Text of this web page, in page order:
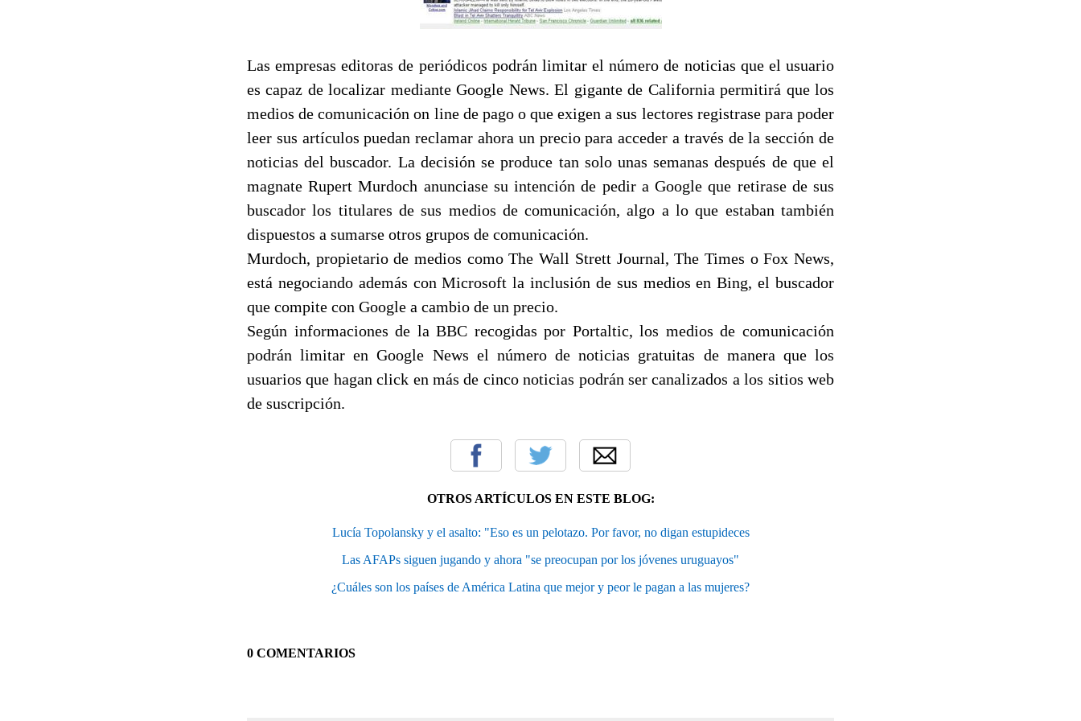
Las empresas editoras de periódicos podrán limitar el número de noticias que el usuario
es capaz de localizar mediante Google News. El gigante de California permitirá que los
medios de comunicación on line de pago o que exigen a sus lectores registrase para poder
leer sus artículos puedan reclamar ahora un precio para acceder a través de la sección de
noticias del buscador. La decisión se produce tan solo unas semanas después de que el
magnate Rupert Murdoch anunciase su intención de pedir a Google que retirase de sus
buscador los titulares de sus medios de comunicación, algo a lo que estaban también
dispuestos a sumarse otros grupos de comunicación.
Murdoch, propietario de medios como The Wall Strett Journal, The Times o Fox News,
está negociando además con Microsoft la inclusión de sus medios en Bing, el buscador
que compite con Google a cambio de un precio.
Según informaciones de la BBC recogidas por Portaltic, los medios de comunicación
podrán limitar en Google News el número de noticias gratuitas de manera que los
usuarios que hagan click en más de cinco noticias podrán ser canalizados a los sitios web
de suscripción.
OTROS ARTÍCULOS EN ESTE BLOG:
Lucía Topolansky y el asalto: "Eso es un pelotazo. Por favor, no digan estupideces
Las AFAPs siguen jugando y ahora "se preocupan por los jóvenes uruguayos"
¿Cuáles son los países de América Latina que mejor y peor le pagan a las mujeres?
0 COMENTARIOS